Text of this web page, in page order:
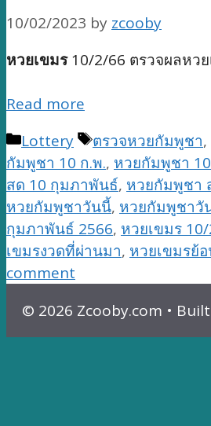
10/02/2023 by zcooby
หวยเขมร10/2/66 ตรวจผลหว
Read more
Categories
Lottery Tags
ตรวจหวยกัมพูชา,
กัมพูชา 10 ก.พ., หวยกัมพูชา
สด 10 กุมภาพันธ์, หวยกัมพูชา
หวยกัมพูชาวันนี้, หวยกัมพูชาวั
กุมภาพันธ์ 2566, หวยเขมร
เขมรงวดที่ผ่านมา, หวยเขมรย้
comment
© 2026 Zcooby.com •